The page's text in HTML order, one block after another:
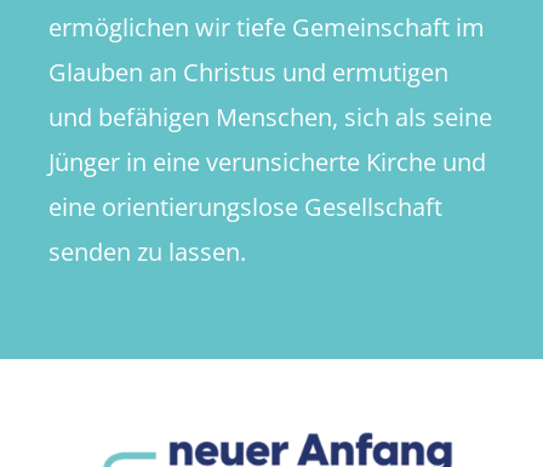
ermöglichen wir tiefe Gemeinschaft im
Glauben an Christus und ermutigen
und befähigen Menschen, sich als seine
Jünger in eine verunsicherte Kirche und
eine orientierungslose Gesellschaft
senden zu lassen.